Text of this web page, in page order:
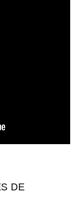
DE